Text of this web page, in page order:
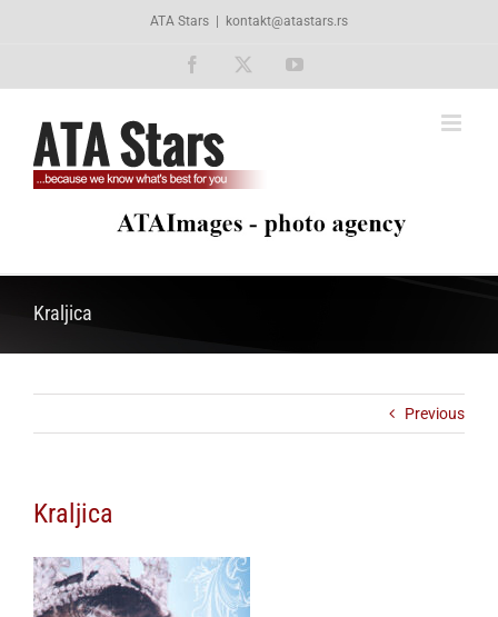
ATA Stars kontakt@atastars.rs
Facebook YouTube
Kraljica
Previous
Kraljica